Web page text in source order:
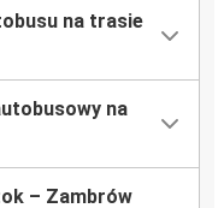
na trasie
na
– Zambrów